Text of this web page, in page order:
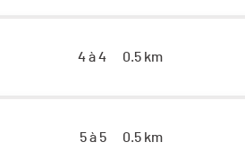
4 à 4 0.5 km
5 à 5 0.5 km